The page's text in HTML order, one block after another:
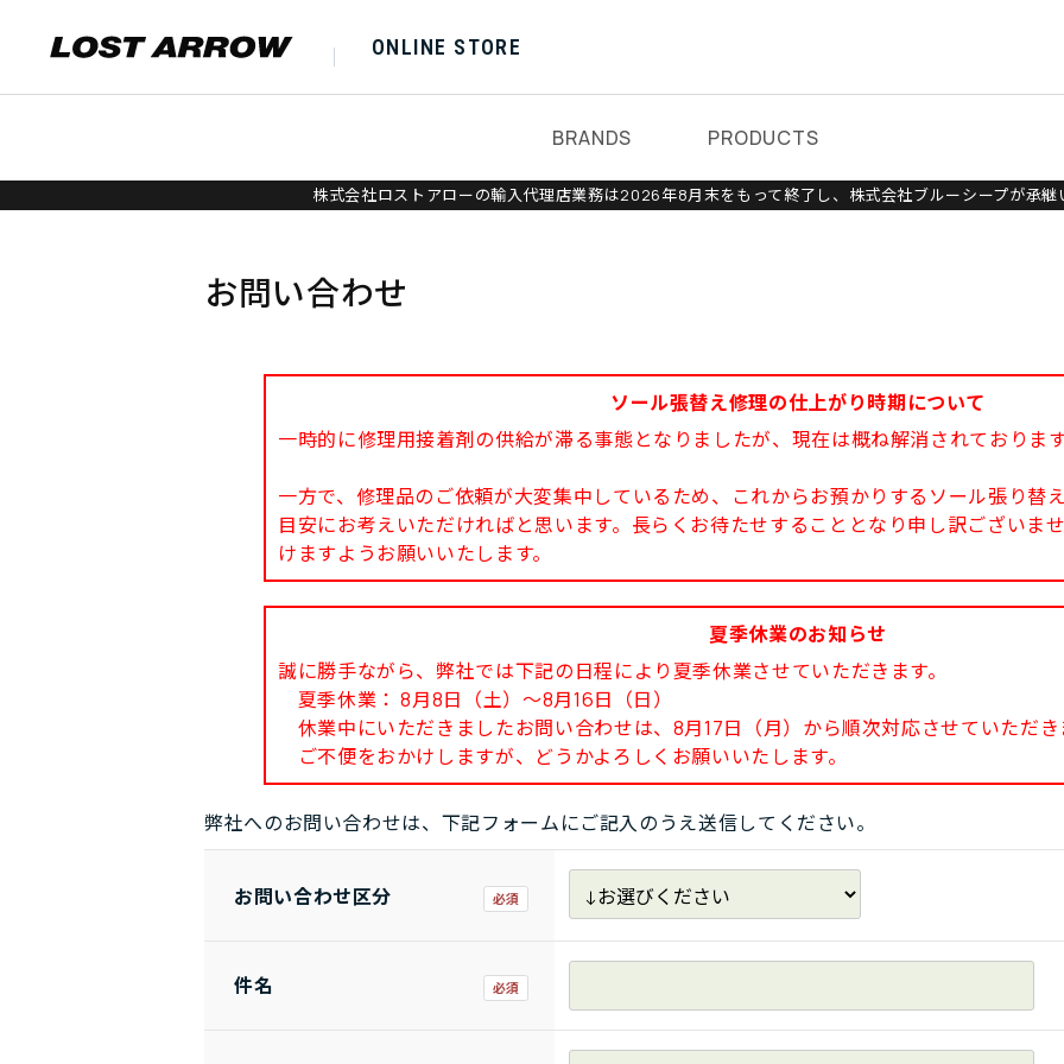
ONLINE STORE
BRANDS PRODUCTS
株式会社ロストアローの輸入代理店業務は2026年8月末をもって終了し、株式会社ブルーシープが承継
お問い合わせ
ソール張替え修理の仕上がり時期について
一時的に修理用接着剤の供給が滞る事態となりましたが、現在は概ね解消されておりま
一方で、修理品のご依頼が大変集中しているため、これからお預かりするソール張り替
目安にお考えいただければと思います。長らくお待たせすることとなり申し訳ございま
けますようお願いいたします。
夏季休業のお知らせ
誠に勝手ながら、弊社では下記の日程により夏季休業させていただきます。
夏季休業： 8月8日（土）～8月16日（日）
休業中にいただきましたお問い合わせは、8月17日（月）から順次対応させていただき
ご不便をおかけしますが、どうかよろしくお願いいたします。
弊社へのお問い合わせは、下記フォームにご記入のうえ送信してください。
お問い合わせ区分
件名